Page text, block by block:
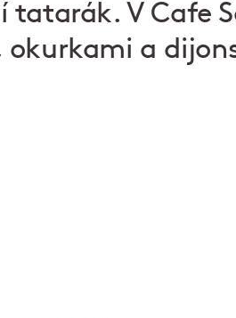
tatarák. V Cafe
okurkami a